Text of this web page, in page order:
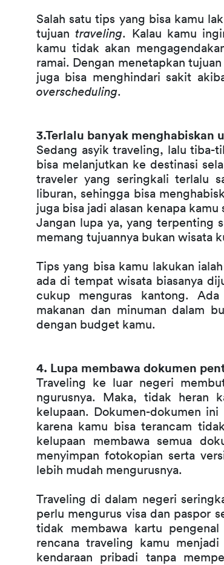
Salah satu tips yang bisa kamu
tujuan traveling. Kalau kamu
kamu tidak akan
ramai. Dengan menetapkan
juga bisa menghindari sakit
overscheduling.
3.Terlalu banyak menghabiskan
Sedang asyik traveling, lalu tiba-
bisa melanjutkan ke destinasi
traveler yang seringkali terlalu
liburan, sehingga bisa
juga bisa jadi alasan kenapa
Jangan lupa ya, yang terpenting
memang tujuannya bukan wisata
Tips yang bisa kamu lakukan
ada di tempat wisata biasanya
cukup menguras kantong.
makanan dan minuman dalam
dengan budget kamu.
4. Lupa membawa dokumen
Traveling ke luar negeri
ngurusnya. Maka, tidak heran
kelupaan. Dokumen-dokumen
karena kamu bisa terancam
kelupaan membawa semua
menyimpan fotokopian serta
lebih mudah mengurusnya.
Traveling di dalam negeri
perlu mengurus visa dan paspor
tidak membawa kartu
rencana traveling kamu
kendaraan pribadi tanpa